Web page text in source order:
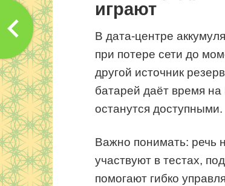
играют
В дата‑центре
при потере сети до
другой источник
батарей даёт время на
останутся доступными.
Важно понимать: речь
участвуют в тестах,
помогают гибко